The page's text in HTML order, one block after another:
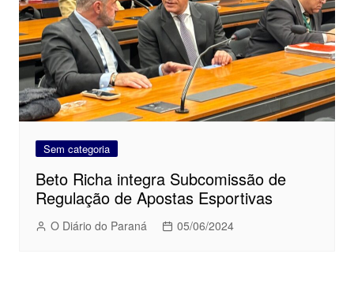
Sem categoria
Beto Richa integra Subcomissão de
Regulação de Apostas Esportivas
O Diário do Paraná 05/06/2024